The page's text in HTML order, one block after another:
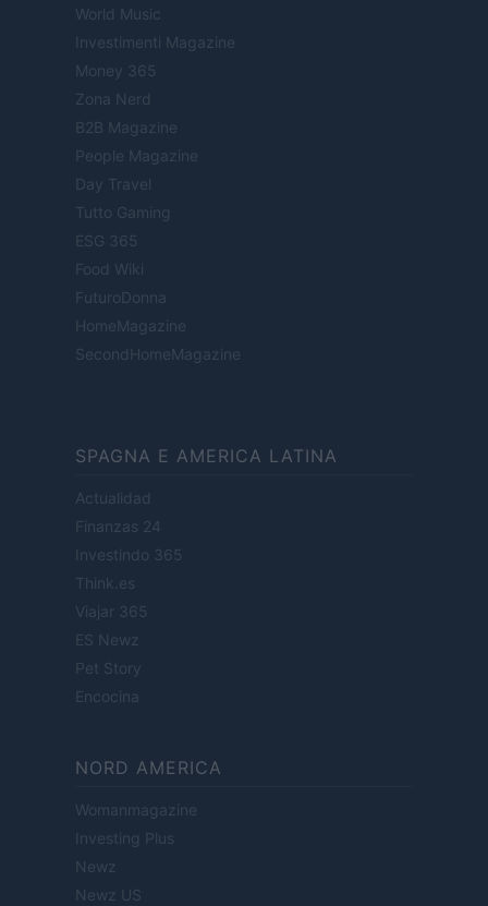
World Music
Investimenti Magazine
Money 365
Zona Nerd
B2B Magazine
People Magazine
Day Travel
Tutto Gaming
ESG 365
Food Wiki
FuturoDonna
HomeMagazine
SecondHomeMagazine
SPAGNA E AMERICA LATINA
Actualidad
Finanzas 24
Investindo 365
Think.es
Viajar 365
ES Newz
Pet Story
Encocina
NORD AMERICA
Womanmagazine
Investing Plus
Newz
Newz US